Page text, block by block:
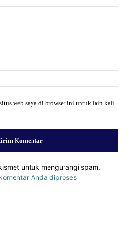
web saya di browser ini untuk lain kali
untuk mengurangi spam.
Anda diproses